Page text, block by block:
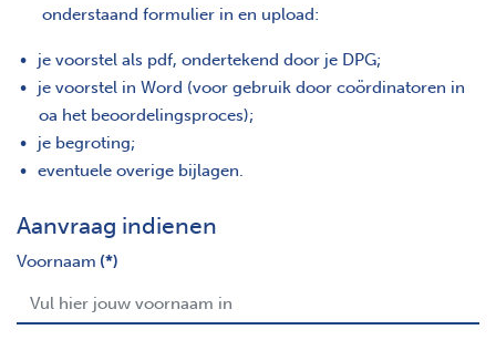
onderstaand formulier in en upload:
je voorstel als pdf, ondertekend door je DPG;
je voorstel in Word (voor gebruik door coördinatoren in
oa het beoordelingsproces);
je begroting;
eventuele overige bijlagen.
Aanvraag indienen
Voornaam (*)